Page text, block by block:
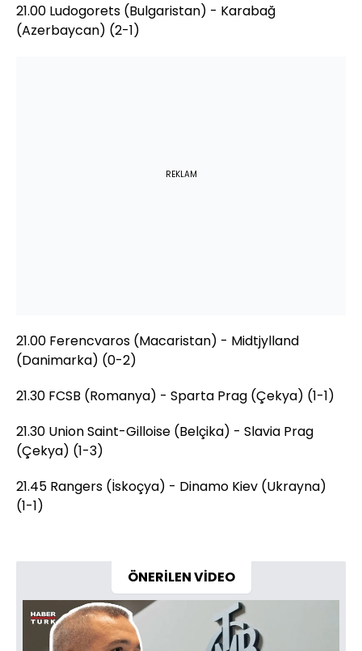
21.00 Ludogorets (Bulgaristan) - Karabağ
(Azerbaycan) (2-1)
REKLAM
21.00 Ferencvaros (Macaristan) - Midtjylland
(Danimarka) (0-2)
21.30 FCSB (Romanya) - Sparta Prag (Çekya) (1-1)
21.30 Union Saint-Gilloise (Belçika) - Slavia Prag
(Çekya) (1-3)
21.45 Rangers (İskoçya) - Dinamo Kiev (Ukrayna)
(1-1)
ÖNERİLEN VİDEO